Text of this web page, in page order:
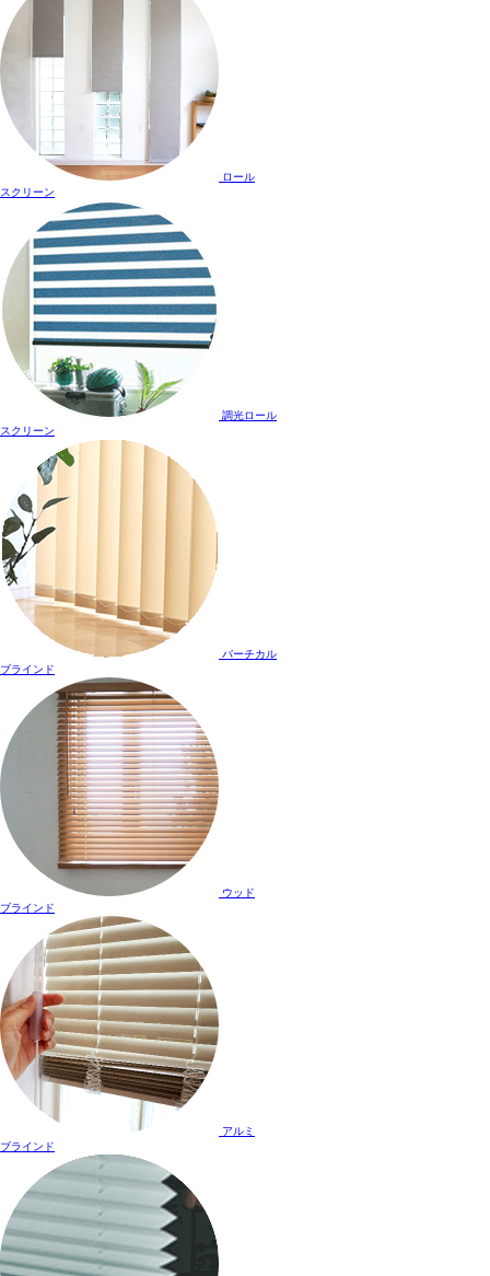
ロール
スクリーン
調光ロール
スクリーン
バーチカル
ブラインド
ウッド
ブラインド
アルミ
ブラインド